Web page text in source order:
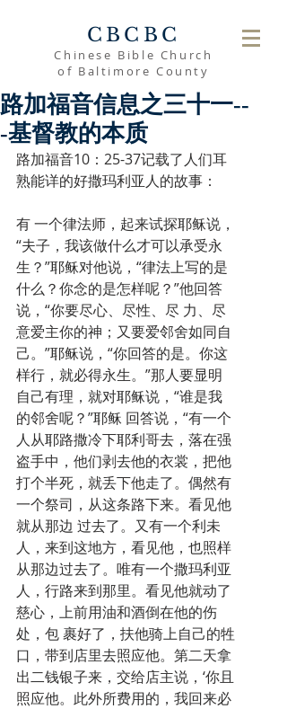
CBCBC
Chinese Bible Church
of Baltimore County
路加福音信息之三十一--
-基督教的本质
路加福音10：25-37记载了人们耳
熟能详的好撒玛利亚人的故事：
有 一个律法师，起来试探耶稣说，
“夫子，我该做什么才可以承受永
生？”耶稣对他说，“律法上写的是
什么？你念的是怎样呢？”他回答
说，“你要尽心、尽性、尽 力、尽
意爱主你的神；又要爱邻舍如同自
己。”耶稣说，“你回答的是。你这
样行，就必得永生。”那人要显明
自己有理，就对耶稣说，“谁是我
的邻舍呢？”耶稣 回答说，“有一个
人从耶路撒冷下耶利哥去，落在强
盗手中，他们剥去他的衣裳，把他
打个半死，就丢下他走了。偶然有
一个祭司，从这条路下来。看见他
就从那边 过去了。又有一个利未
人，来到这地方，看见他，也照样
从那边过去了。唯有一个撒玛利亚
人，行路来到那里。看见他就动了
慈心，上前用油和酒倒在他的伤
处，包 裹好了，扶他骑上自己的牲
口，带到店里去照应他。第二天拿
出二钱银子来，交给店主说，‘你且
照应他。此外所费用的，我回来必